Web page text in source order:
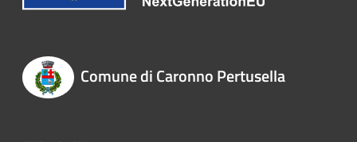
Comune di Caronno Pertusella